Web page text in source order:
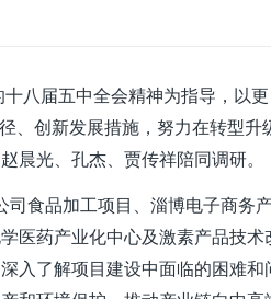
八届五中全会精神为指导，以更
、创新发展措施，努力在转型升
晨光、孔杰、贾传祥陪同调研。
司食品加工项目、淄博电子商务
医药产业化中心及激素产品技术
入了解项目建设中面临的困难和